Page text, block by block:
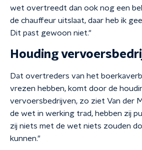
wet overtreedt dan ook nog een
de chauffeur uitslaat, daar heb ik
Dit past gewoon niet."
Houding
Dat overtreders van het
vrezen hebben, komt door de
vervoersbedrijven, zo ziet Van der
de wet in werking trad, hebben zij
zij niets met de wet niets zouden
kunnen."